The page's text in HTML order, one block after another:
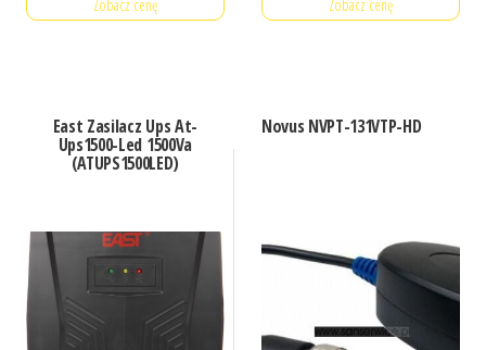
Zobacz cenę Zobacz cenę
East Zasilacz Ups At-
Ups1500-Led 1500Va
(ATUPS1500LED)
Novus NVPT-131VTP-HD